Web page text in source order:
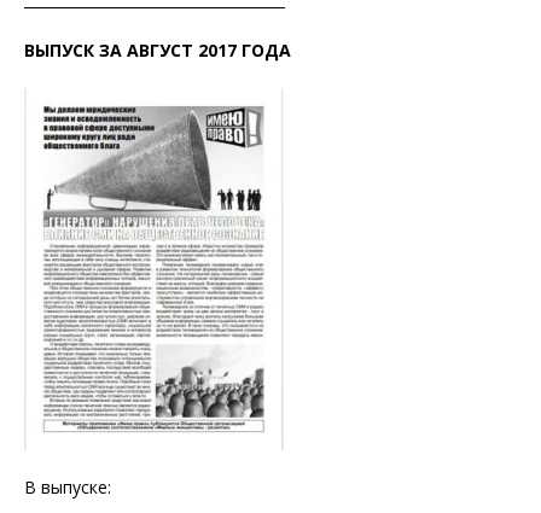
ВЫПУСК ЗА АВГУСТ 2017 ГОДА
В выпуске: